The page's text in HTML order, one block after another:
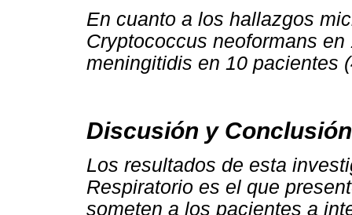
En cuanto a los hallazgos
Cryptococcus neoformans en
meningitidis en 10 pacientes
Discusión y Conclusión
Los resultados de esta
Respiratorio es el que
someten a los pacientes a